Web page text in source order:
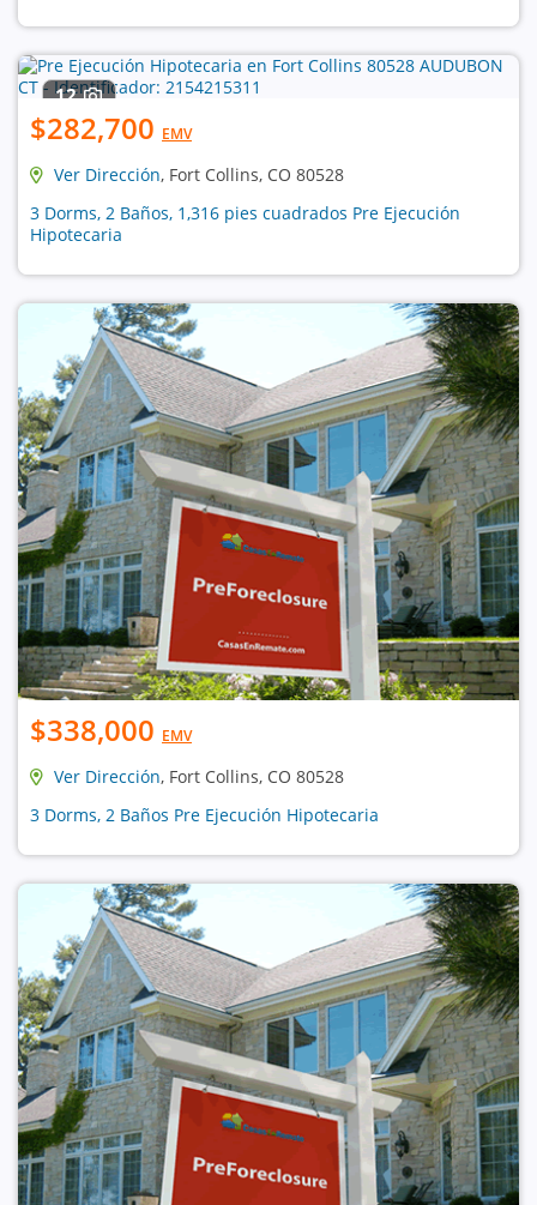
12
$282,700 EMV
Ver Dirección, Fort Collins, CO 80528
3 Dorms, 2 Baños, 1,316 pies cuadrados Pre Ejecución
Hipotecaria
$338,000 EMV
Ver Dirección, Fort Collins, CO 80528
3 Dorms, 2 Baños Pre Ejecución Hipotecaria